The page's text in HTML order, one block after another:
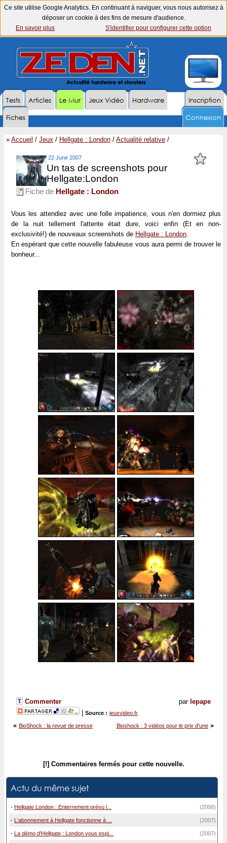
Ce site utilise Google Analytics. En continuant à naviguer, vous nous autorisez à
déposer un cookie à des fins de mesure d'audience.
En savoir plus
S'identifier pour configurer cette option
Inscription
Tests Articles Le Mur Jeux Vidéo
Hardware
Fiches
Connexion
» Accueil / Jeux / Hellgate : London / Actualité relative /
22 June 2007
Un tas de screenshots pour
Hellgate:London
Fiche de Hellgate : London
Vous les attendiez avec une folle impatience, vous n'en dormiez plus
de la nuit tellement l'attente était dure, voici enfin (Et en non-
exclusivité!) de nouveaux screenshots de Hellgate : London.
En espérant que cette nouvelle fabuleuse vous aura permi de trouver le
bonheur...
par lepape
Commenter
Source : jeuxvideo.fr
Bioshock : 3 vidéos pour le prix d'une »
« BioShock : la revue de presse
[!] Commentaires fermés pour cette nouvelle.
Actu du même sujet
- Hellgate London : Enterrement prévu l... (2008)
- L'abonnement à Hellgate fonctionne à ... (2007)
- La démo d'Hellgate : London vous espi... (2007)